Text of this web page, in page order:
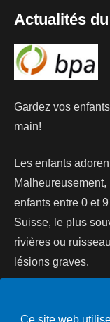
Actualités
Gardez vos
main!
Les enfants
enfants entre 0 et
Suisse, le plus
rivières ou
lésions graves.